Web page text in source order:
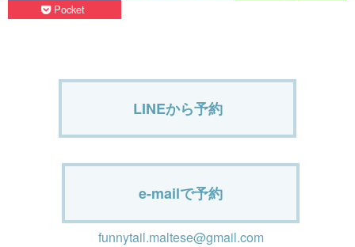
Pocket
LINEから予約
e-mailで予約
funnytail.maltese@gmail.com